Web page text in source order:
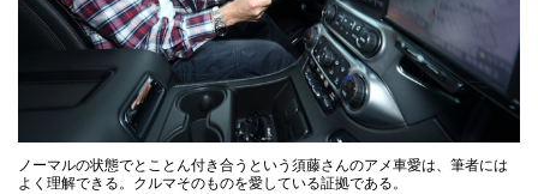
ノーマルの状態でとことん付き合うという須藤さんのアメ車愛は、筆者には
よく理解できる。クルマそのものを愛している証拠である。